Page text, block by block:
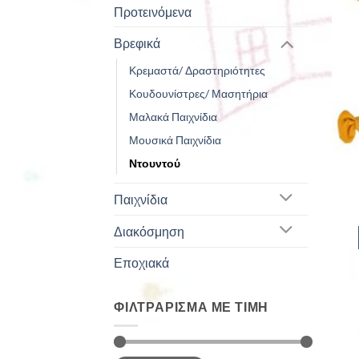
Προτεινόμενα
Βρεφικά
Κρεμαστά/ Δραστηριότητες
Κουδουνίστρες/ Μασητήρια
Μαλακά Παιχνίδια
Μουσικά Παιχνίδια
Ντουντού
Παιχνίδια
Διακόσμηση
Εποχιακά
ΦΙΛΤΡΆΡΙΣΜΑ ΜΕ ΤΙΜΉ